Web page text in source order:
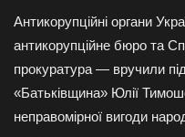
Підтримати проєкт
Правила для блогерів
Суспільство
Антикорупційні органи
антикорупційне бюро та
прокуратура — вручили
«Батьківщина» Юлії
неправомірної вигоди